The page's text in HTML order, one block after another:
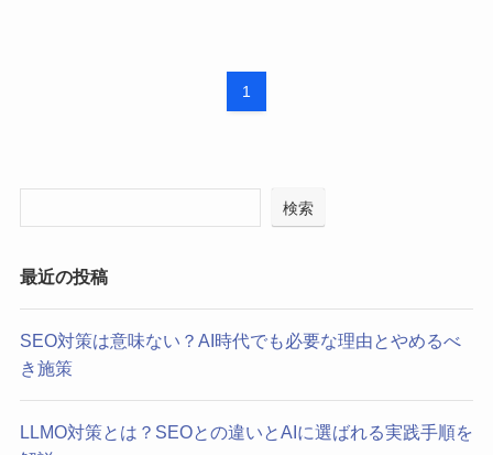
1
検索
最近の投稿
SEO対策は意味ない？AI時代でも必要な理由とやめるべ
き施策
LLMO対策とは？SEOとの違いとAIに選ばれる実践手順を